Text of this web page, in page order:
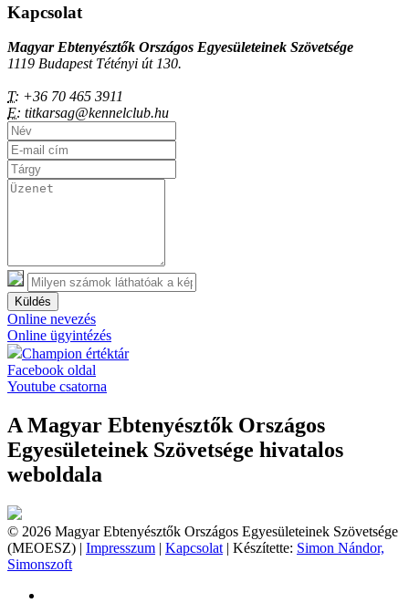
Kapcsolat
Magyar Ebtenyésztők Országos Egyesületeinek Szövetsége
1119 Budapest Tétényi út 130.
T: +36 70 465 3911
E: titkarsag@kennelclub.hu
Küldés
Online nevezés
Online ügyintézés
Champion értéktár
Facebook oldal
Youtube csatorna
A Magyar Ebtenyésztők Országos
Egyesületeinek Szövetsége hivatalos
weboldala
© 2026 Magyar Ebtenyésztők Országos Egyesületeinek Szövetsége
(MEOESZ) | Impresszum | Kapcsolat | Készítette: Simon Nándor,
Simonszoft